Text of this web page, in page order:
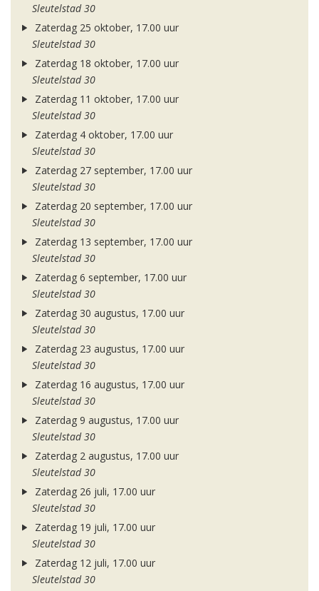
Sleutelstad 30
Zaterdag 25 oktober, 17.00 uur
Sleutelstad 30
Zaterdag 18 oktober, 17.00 uur
Sleutelstad 30
Zaterdag 11 oktober, 17.00 uur
Sleutelstad 30
Zaterdag 4 oktober, 17.00 uur
Sleutelstad 30
Zaterdag 27 september, 17.00 uur
Sleutelstad 30
Zaterdag 20 september, 17.00 uur
Sleutelstad 30
Zaterdag 13 september, 17.00 uur
Sleutelstad 30
Zaterdag 6 september, 17.00 uur
Sleutelstad 30
Zaterdag 30 augustus, 17.00 uur
Sleutelstad 30
Zaterdag 23 augustus, 17.00 uur
Sleutelstad 30
Zaterdag 16 augustus, 17.00 uur
Sleutelstad 30
Zaterdag 9 augustus, 17.00 uur
Sleutelstad 30
Zaterdag 2 augustus, 17.00 uur
Sleutelstad 30
Zaterdag 26 juli, 17.00 uur
Sleutelstad 30
Zaterdag 19 juli, 17.00 uur
Sleutelstad 30
Zaterdag 12 juli, 17.00 uur
Sleutelstad 30